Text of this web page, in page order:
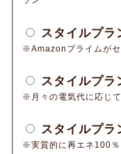
スタイルプラ
※Amazonプライムがセ
スタイルプラ
※月々の電気代に応じ
スタイルプラ
※実質的に再エネ100％